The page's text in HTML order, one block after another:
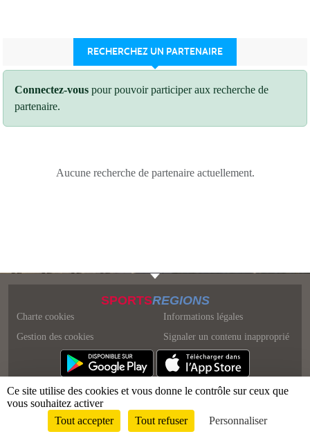
RECHERCHEZ UN PARTENAIRE
Connectez-vous pour pouvoir participer aux recherche de
partenaire.
Aucune recherche de partenaire actuellement.
SPORTSREGIONS
Charte cookies
Gestion des cookies
Informations légales
Signaler un contenu inapproprié
Envie de participer ? Connexion
Ce site utilise des cookies et vous donne le contrôle sur ceux que
vous souhaitez activer
Tout accepter
Tout refuser Personnaliser